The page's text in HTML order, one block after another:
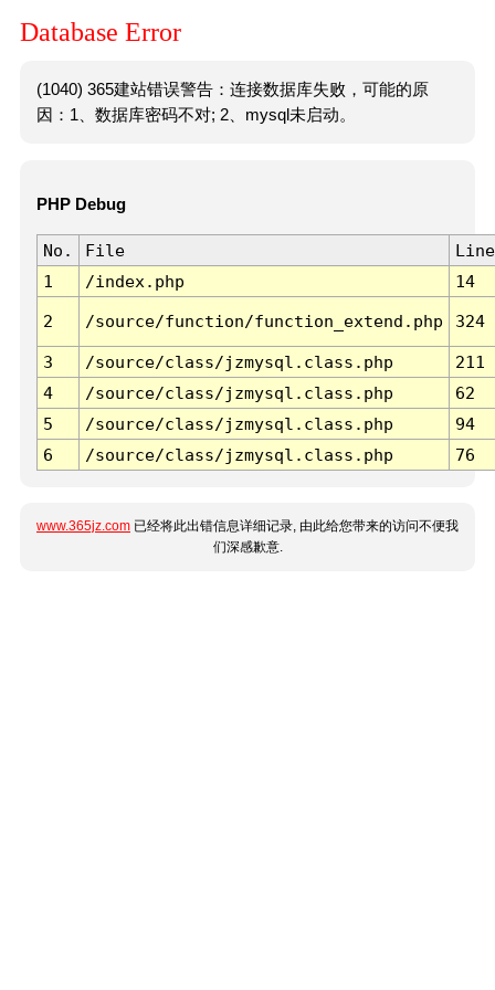
Database Error
(1040) 365建站错误警告：连接数据库失败，可能的原
因：1、数据库密码不对; 2、mysql未启动。
PHP Debug
No. File
Line
1
/index.php 14
2 /source/function/function_extend.php 324
3 /source/class/jzmysql.class.php
211
4
/source/class/jzmysql.class.php
62
5
/source/class/jzmysql.class.php
94
6
/source/class/jzmysql.class.php 76
www.365jz.com 已经将此出错信息详细记录, 由此给您带来的访问不便我
们深感歉意.